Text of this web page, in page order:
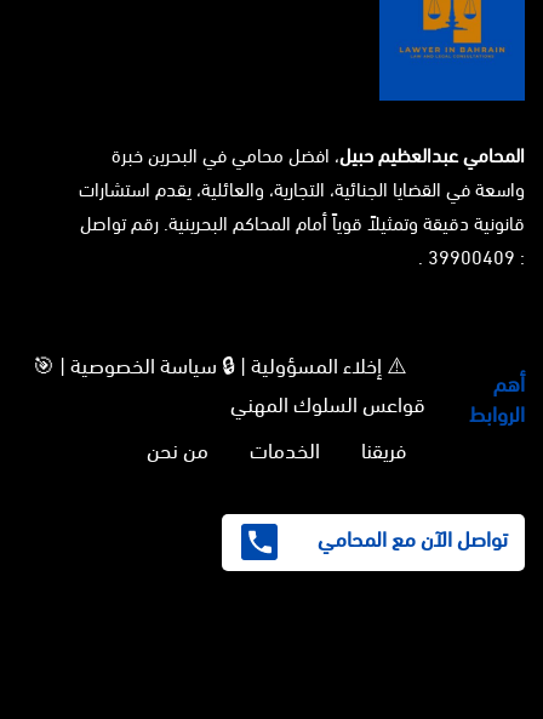
المحامي عبدالعظيم حبيل، افضل محامي في البحرين خبرة
واسعة في القضايا الجنائية، التجارية، والعائلية، يقدم استشارات
قانونية دقيقة وتمثيلاً قوياً أمام المحاكم البحرينية. رقم تواصل
: 39900409 .
أهم
الروابط
⚠️ إخلاء المسؤولية | 🔒 سياسة الخصوصية | 🎯
قواعس السلوك المهني
فريقنا
الخدمات من نحن
تواصل الآن مع المحامي